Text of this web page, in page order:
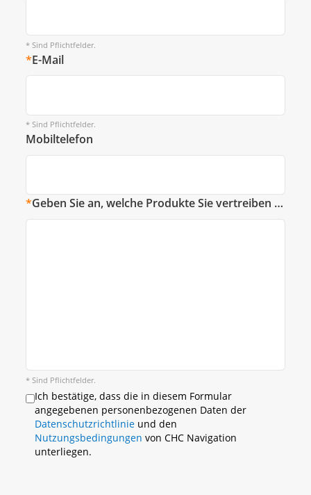
* Sind Pflichtfelder.
*E-Mail
* Sind Pflichtfelder.
Mobiltelefon
*Geben Sie an, welche Produkte Sie vertreiben möchten
* Sind Pflichtfelder.
Ich bestätige, dass die in diesem Formular
angegebenen personenbezogenen Daten der
Datenschutzrichtlinieund den
Nutzungsbedingungen von CHC Navigation
unterliegen.